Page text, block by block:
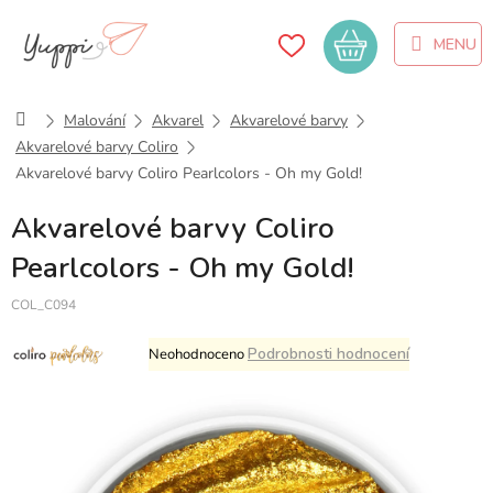
obsah
Nákupní
košík
DomůMalování Akvarel
Akvarelové barvy
Akvarelové barvy Coliro
Akvarelové barvy Coliro Pearlcolors - Oh my Gold!
Akvarelové barvy Coliro
Pearlcolors - Oh my Gold!
COL_C094
Průměrné
hodnocení
z
5
NeohodnocenoPodrobnosti hodnocení